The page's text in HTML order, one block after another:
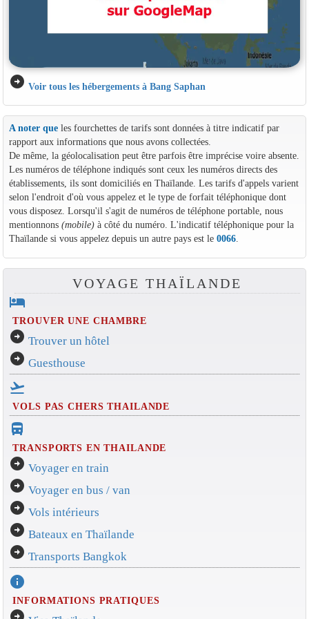
arrow_circle_right Voir tous les hébergements à Bang Saphan
A noter queles fourchettes de tarifs sont données à titre indicatif par
rapport aux informations que nous avons collectées.
De même, la géolocalisation peut être parfois être imprécise voire absente.
Les numéros de téléphone indiqués sont ceux les numéros directs des
établissements, ils sont domiciliés en Thaïlande. Les tarifs d'appels varient
selon l'endroit d'où vous appelez et le type de forfait téléphonique dont
vous disposez. Lorsqu'il s'agit de numéros de téléphone portable, nous
mentionnons (mobile)à côté du numéro. L'indicatif téléphonique pour la
Thaïlande si vous appelez depuis un autre pays est le 0066.
VOYAGE THAÏLANDE
hotel
TROUVER UNE CHAMBRE
arrow_circle_right Trouver un hôtel
arrow_circle_right Guesthouse
flight_takeoff
VOLS PAS CHERS THAILANDE
directions_bus_filled
TRANSPORTS EN THAILANDE
arrow_circle_right Voyager en train
arrow_circle_right Voyager en bus / van
arrow_circle_right Vols intérieurs
arrow_circle_right Bateaux en Thaïlande
arrow_circle_right Transports Bangkok
info
INFORMATIONS PRATIQUES